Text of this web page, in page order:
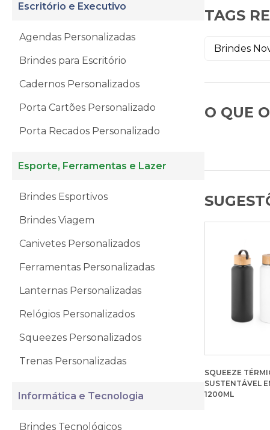
Escritório e Executivo
Agendas Personalizadas
Brindes para Escritório
Cadernos Personalizados
Porta Cartões Personalizado
Porta Recados Personalizado
Esporte, Ferramentas e Lazer
Brindes Esportivos
Brindes Viagem
Canivetes Personalizados
Ferramentas Personalizadas
Lanternas Personalizadas
Relógios Personalizados
Squeezes Personalizados
Trenas Personalizadas
Informática e Tecnologia
Brindes Tecnológicos
TAGS
Brindes
O QUE
SQUEEZE
SUSTENTÁVEL
1200ML